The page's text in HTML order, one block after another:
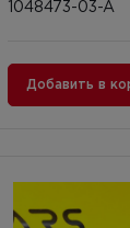
1048473-03-A
Добавить в